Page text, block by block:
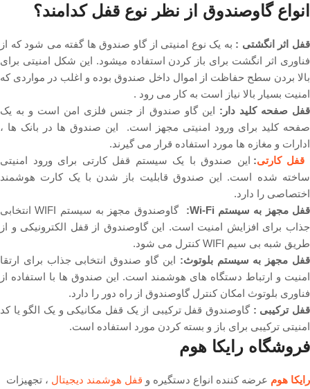
انواع گاوصندوق از نظر نوع قفل کدامند؟
قفل اثر انگشتی : به یک نوع امنیتی از گاو صندوق ها گفته می شود که از
فناوری اثر انگشت برای باز کردن استفاده میشود. این شکل امنیتی برای
بالا بردن سطح حفاظت از اموال داخل صندوق بوده و اغلب در مواردی که
امنیت بسیار بالا نیاز است به کار می رود .
قفل صفحه کلید دار: این گاو صندوق از جنس فلزی امن است و به یک
صفحه کلید برای ورود امنیتی مجهز است. این صندوق ها در بانک ها ،
ادارات و مغازه ها مورد استفاده قرار می گیرند.
قفل کارتی: این صندوق با یک سیستم قفل کارتی برای ورود امنیتی
ساخته شده است. این صندوق قابلیت باز شدن با یک کارت هوشمند
اختصاصی را دارد.
قفل مجهز به سیستم Wi-Fi
:
گاوصندوق مجهز به سیستم WIFI انتخابی
جذاب برای افزایش امنیت است. این گاوصندوق از قفل الکترونیکی و از
طریق شبه بی سیم WIFI کنترل می شود.
قفل مجهز به سیستم بلوتوث: این گاو صندوق انتخابی جذاب برای ارتقا
امنیت و ارتباط دستگاه های هوشمند است. این صندوق ها با استفاده از
فناوری بلوتوث امکان کنترل گاوصندوق از راه دور را دارد.
قفل ترکیبی : گاوصندوق قفل ترکیبی از یک قفل مکانیکی و یک الگو یا کد
امنیتی ترکیبی برای باز و بسته کردن مورد استفاده است.
فروشگاه رایکا هوم
رایکا هوم عرضه کننده انواع دستگیره و قفل هوشمند دیجیتال ، تجهیزات